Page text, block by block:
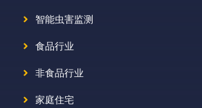
智能虫害监测
食品行业
非食品行业
家庭住宅